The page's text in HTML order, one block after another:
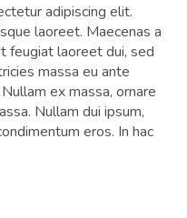
adipiscing elit.
laoreet. Maecenas a
feugiat laoreet dui, sed
massa eu ante
ex massa, ornare
Nullam dui ipsum,
eros. In hac